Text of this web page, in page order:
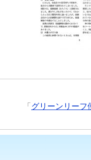
「 グリーンリーフ